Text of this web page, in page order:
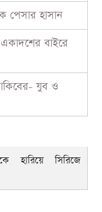
পেসার হাসান
বাইরে
যুব ও